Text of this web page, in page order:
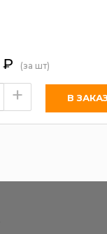
₽ (за шт)
+